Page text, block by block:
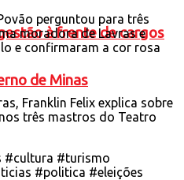
à frente de cargos
de Minas
perguntou para três
moradora de Lavras e
e confirmaram a cor rosa
Franklin Felix explica sobre
três mastros do Teatro
#cultura #turismo
#politica #eleições